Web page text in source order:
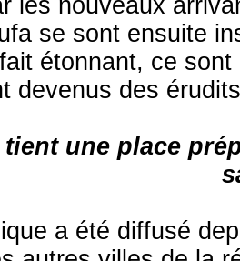
les nouveaux
se sont ensuite
étonnant, ce
devenus des
tient une place
a été diffusé